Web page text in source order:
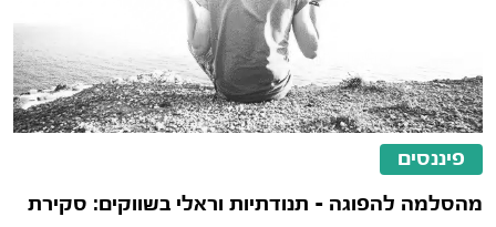
פיננסים
מהסלמה להפוגה – תנודתיות וראלי בשווקים: סקירת